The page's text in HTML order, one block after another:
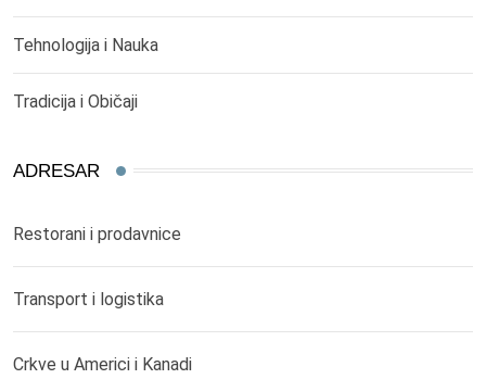
Tehnologija i Nauka
Tradicija i Običaji
ADRESAR
Restorani i prodavnice
Transport i logistika
Crkve u Americi i Kanadi